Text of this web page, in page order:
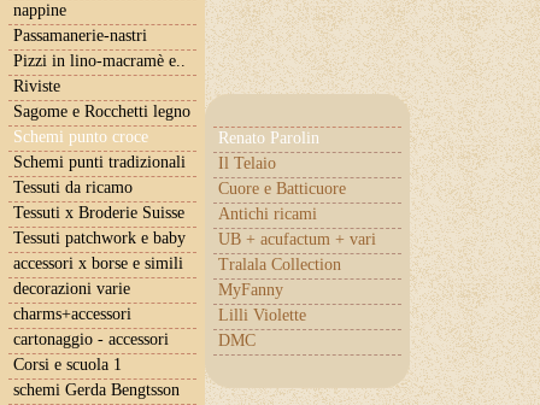
nappine
Passamanerie-nastri
Pizzi in lino-macramè e..
Riviste
Sagome e Rocchetti legno
Schemi punto croce
Renato Parolin
Il Telaio
Cuore e Batticuore
Antichi ricami
UB + acufactum + vari
Tralala Collection
MyFanny
Lilli Violette
DMC
Schemi punti tradizionali
Tessuti da ricamo
Tessuti x Broderie Suisse
Tessuti patchwork e baby
accessori x borse e simili
decorazioni varie
charms+accessori
cartonaggio - accessori
Corsi e scuola 1
schemi Gerda Bengtsson